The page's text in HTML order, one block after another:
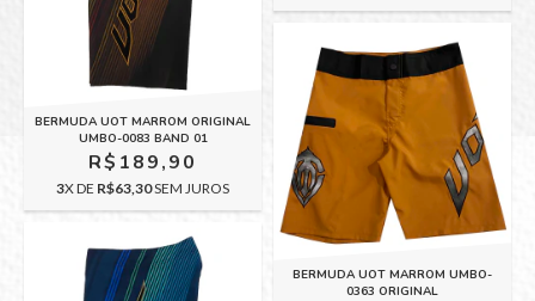
BERMUDA UOT MARROM ORIGINAL
UMBO-0083 BAND 01
R$189,90
3X DE R$63,30SEM JUROS
BERMUDA UOT MARROM UMBO-
0363 ORIGINAL